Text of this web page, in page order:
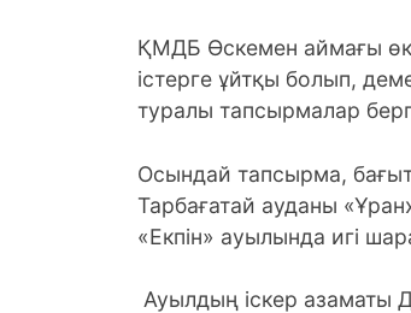
ҚМДБ Өскемен аймағы
істерге ұйтқы болып,
туралы тапсырмалар
Осындай тапсырма,
Тарбағатай ауданы
«Екпін» ауылында игі
Ауылдың іскер азаматы